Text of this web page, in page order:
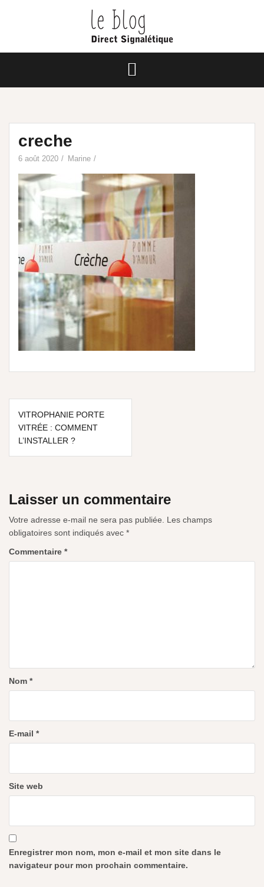
creche
6 août 2020 Marine
VITROPHANIE PORTE
VITRÉE : COMMENT
L’INSTALLER ?
Laisser un commentaire
Votre adresse e-mail ne sera pas publiée.
Les champs
obligatoires sont indiqués avec *
Commentaire *
Nom *
E-mail *
Site web
Enregistrer mon nom, mon e-mail et mon site dans le
navigateur pour mon prochain commentaire.